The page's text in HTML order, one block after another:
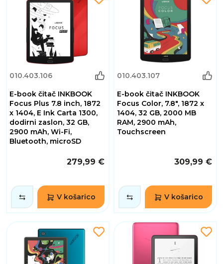
010.403.106
E-book čitač INKBOOK
Focus Plus 7.8 inch, 1872
x 1404, E Ink Carta 1300,
dodirni zaslon, 32 GB,
2900 mAh, Wi-Fi,
Bluetooth, microSD
279,99 €
V košarico
010.403.107
E-book čitač INKBOOK
Focus Color, 7.8", 1872 x
1404, 32 GB, 2000 MB
RAM, 2900 mAh,
Touchscreen
309,99 €
V košarico